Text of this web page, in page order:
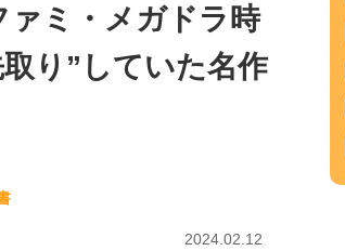
ァミ・メガドラ時
り”していた名作
2024.02.12